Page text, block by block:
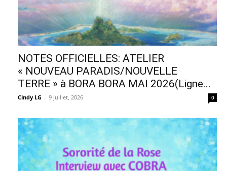
NOTES OFFICIELLES: ATELIER
« NOUVEAU PARADIS/NOUVELLE
TERRE » à BORA BORA MAI 2026(Ligne...
Cindy LG - 9 juillet, 2026 0